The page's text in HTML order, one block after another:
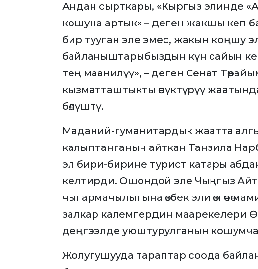
Андан сырткары, «Кыргыз элинде
кошуна артык» – деген жакшы кеп
бир тууган эле эмес, жакын коңшу
байланыштарыбыздын күн сайын
тең маанилүү», – деген Сенат
кызматташтыкты өнүктүрүү
бөлүштү.
Маданий-гуманитардык жаатта
калыптанганын айткан Танзила
эл бири-бирине турист катары
келтирди. Ошондой эле Чыңгыз
чыгармачылыгына өзбек эли өзгөчө
залкар калемгердин маарекелери
деңгээлде уюштурулганын
Жолугушууда тараптар соода